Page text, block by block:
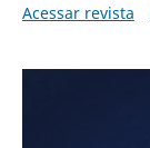
Acessar revista